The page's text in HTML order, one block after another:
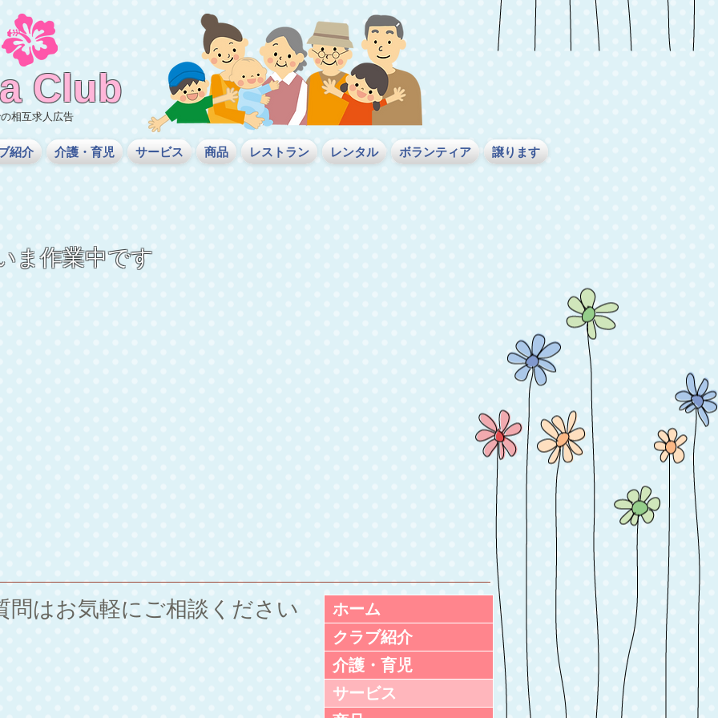
Club
相互求人広告
紹介 介護・育児 サービス 商品 レストラン レンタル ボランティア 譲ります
ま作業中です
問はお気軽にご相談ください
ホーム
クラブ紹介
介護・育児
サービス